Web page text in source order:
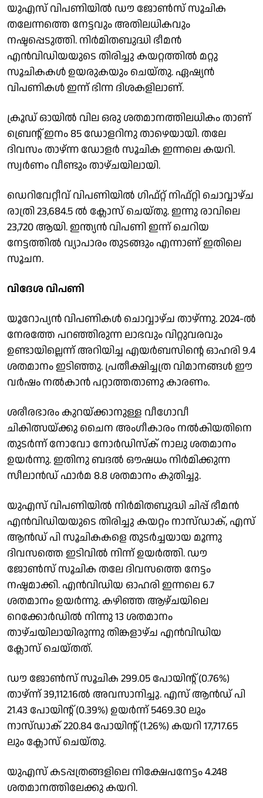
യുഎസ് വിപണിയിൽ ഡൗ ജോൺസ് സൂചിക
തലേന്നത്തെ നേട്ടവും അതിലധികവും
നഷ്ടപ്പെടുത്തി. നിർമിതബുദ്ധി ഭീമൻ
എൻവിഡിയയുടെ തിരിച്ചു കയറ്റത്തിൽ മറ്റു
സൂചികകൾ ഉയരുകയും ചെയ്തു. ഏഷ്യൻ
വിപണികൾ ഇന്ന് ഭിന്ന ദിശകളിലാണ്.
ക്രൂഡ് ഓയിൽ വില ഒരു ശതമാനത്തിലധികം താണ്
ബ്രെൻ്റ് ഇനം 85 ഡോളറിനു താഴെയായി. തലേ
ദിവസം താഴ്ന്ന ഡോളർ സൂചിക ഇന്നലെ കയറി.
സ്വർണം വീണ്ടും താഴ്ചയിലായി.
ഡെറിവേറ്റീവ് വിപണിയിൽ ഗിഫ്റ്റ് നിഫ്റ്റി ചാെവ്വാഴ്ച
രാത്രി 23,684.5 ൽ ക്ലാേസ് ചെയ്തു. ഇന്നു രാവിലെ
23,720 ആയി. ഇന്ത്യൻ വിപണി ഇന്ന് ചെറിയ
നേട്ടത്തിൽ വ്യാപാരം തുടങ്ങും എന്നാണ് ഇതിലെ
സൂചന.
വിദേശ വിപണി
യൂറോപ്യൻ വിപണികൾ ചാെവ്വാഴ്ച താഴ്ന്നു. 2024-ൽ
നേരത്തേ പറഞ്ഞിരുന്ന ലാഭവും വിറ്റുവരവും
ഉണ്ടായില്ലെന്ന് അറിയിച്ച എയർബസിൻ്റെ ഓഹരി 9.4
ശതമാനം ഇടിഞ്ഞു. പ്രതീക്ഷിച്ചത്ര വിമാനങ്ങൾ ഈ
വർഷം നൽകാൻ പറ്റാത്തതാണു കാരണം.
ശരീരഭാരം കുറയ്ക്കാനുള്ള വീഗോവീ
ചികിത്സയ്ക്കു ചെെന അംഗീകാരം നൽകിയതിനെ
തുടർന്ന് നോവോ നോർഡിസ്ക് നാലു ശതമാനം
ഉയർന്നു. ഇതിനു ബദൽ ഔഷധം നിർമിക്കുന്ന
സീലാൻഡ് ഫാർമ 8.8 ശതമാനം കുതിച്ചു.
യുഎസ് വിപണിയിൽ നിർമിതബുദ്ധി ചിപ്പ് ഭീമൻ
എൻവിഡിയയുടെ തിരിച്ചു കയറ്റം നാസ്ഡാക്, എസ്
ആൻഡ് പി സൂചികകളെ തുടർച്ചയായ മൂന്നു
ദിവസത്തെ ഇടിവിൽ നിന്ന് ഉയർത്തി. ഡൗ
ജോൺസ് സൂചിക തലേ ദിവസത്തെ നേട്ടം
നഷ്ടമാക്കി. എൻവിഡിയ ഓഹരി ഇന്നലെ 6.7
ശതമാനം ഉയർന്നു. കഴിഞ്ഞ ആഴ്ചയിലെ
റെക്കോർഡിൽ നിന്നു 13 ശതമാനം
താഴ്ചയിലായിരുന്നു തിങ്കളാഴ്ച എൻവിഡിയ
ക്ലാേസ് ചെയ്തത്.
ഡൗ ജോൺസ് സൂചിക 299.05 പോയിൻ്റ് (0.76%)
താഴ്ന്ന് 39,112.16ൽ അവസാനിച്ചു. എസ് ആൻഡ് പി
21.43 പോയിൻ്റ് (0.39%) ഉയർന്ന് 5469.30 ലും
നാസ്ഡാക് 220.84 പോയിൻ്റ് (1.26%) കയറി 17,717.65
ലും ക്ലോസ് ചെയ്തു.
യുഎസ് കടപ്പത്രങ്ങളിലെ നിക്ഷേപനേട്ടം 4.248
ശതമാനത്തിലേക്കു കയറി.